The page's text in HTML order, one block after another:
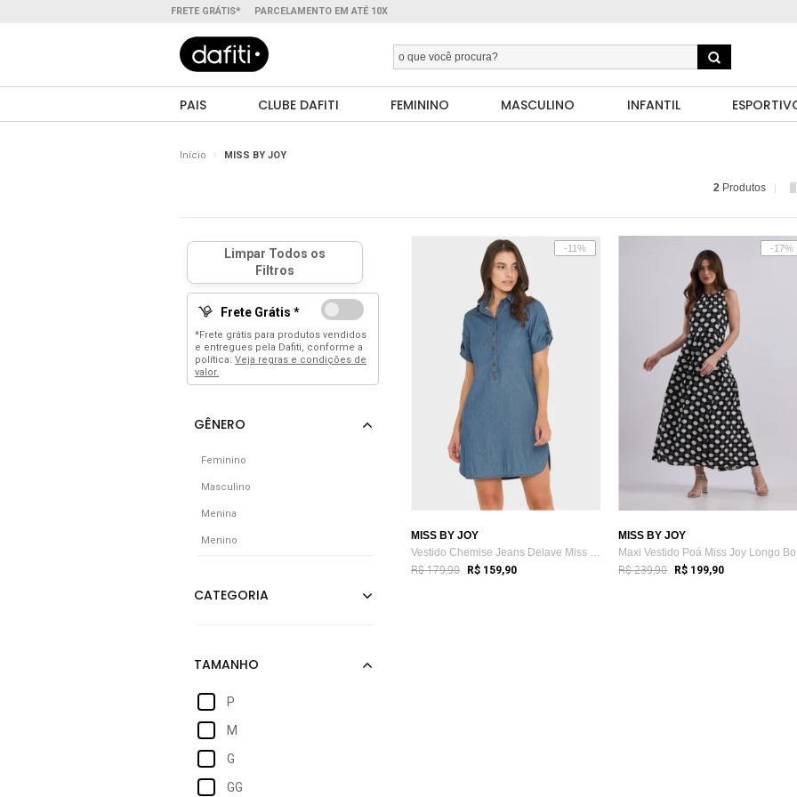
FRETE GRÁTIS* PARCELAMENTO EM ATÉ 10X
PAIS CLUBE DAFITI FEMININO MASCULINO INFANTIL
Início MISS BY JOY
2 Produtos
Frete Grátis *
*Frete grátis para produtos vendidos
e entregues pela Dafiti, conforme a
política: Veja regras e condições de
valor.
Feminino
Masculino
Menina
Menino
P
M
G
GG
-11%
MISS BY JOY
Vestido Chemise Jeans Delave Miss Joy 2942
R$ 179,90 R$ 159,90
-17%
MISS BY JOY
R$ 239,90 R$ 199,90